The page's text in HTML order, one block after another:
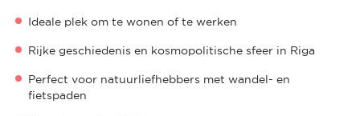
Ideale plek om te wonen of te werken
Rijke geschiedenis en kosmopolitische sfeer in Riga
Perfect voor natuurliefhebbers met wandel- en
fietspaden